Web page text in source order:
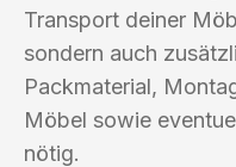
Transport deiner
sondern auch
Packmaterial,
Möbel sowie
nötig.